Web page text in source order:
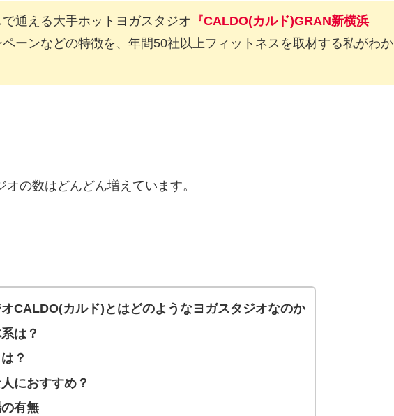
通える大手ホットヨガスタジオ 『CALDO(カルド)GRAN新横浜
ーンなどの特徴を、年間50社以上フィットネスを取材する私がわか
の数はどんどん増えています。
CALDO(カルド)とはどのようなヨガスタジオなのか
は？
？
におすすめ？
有無